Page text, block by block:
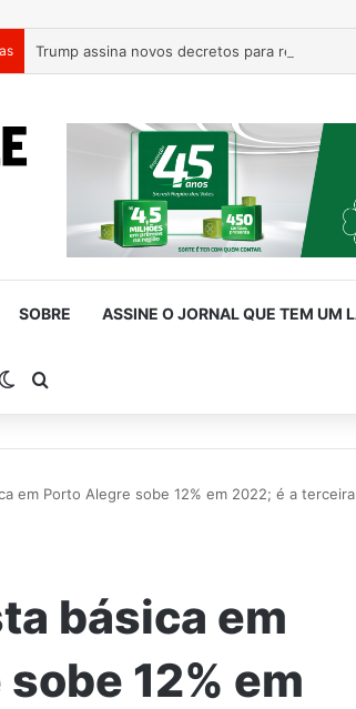
Trump assina novos decretos para restringir
SOBRE ASSINE O JORNAL QUE TEM UM
Lateral
Switch skin
em Porto Alegre sobe 12% em 2022; é a terceira
básica em
12% em